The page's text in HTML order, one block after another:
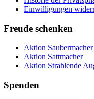
Einwilligungen
Freude schenken
Aktion Saubermacher
Aktion Sattmacher
Aktion Strahlende
Spenden